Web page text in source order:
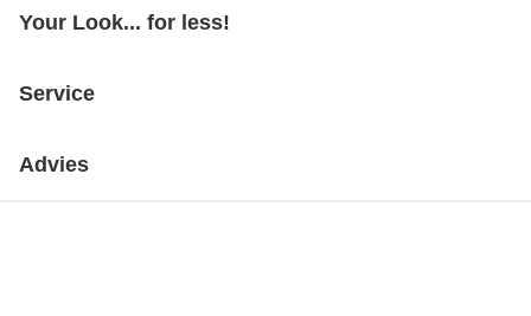
Your Look... for less!
Service
Advies